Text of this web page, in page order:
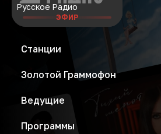
Русское Радио
ЭФИР
Станции
Золотой Граммофон
Ведущие
Программы